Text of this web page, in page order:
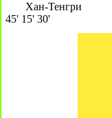
Хан-Тенгри
45' 15' 30'